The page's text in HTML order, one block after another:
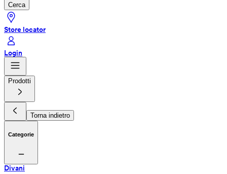
Cerca
Store locator
Login
Prodotti
Torna indietro
Categorie
Divani